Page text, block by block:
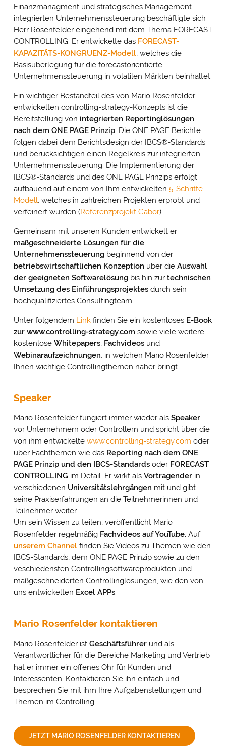
Finanzmanagment und strategisches Management
integrierten Unternehmenssteuerung beschäftigte sich
Herr Rosenfelder eingehend mit dem Thema FORECAST
CONTROLLING. Er entwickelte das FORECAST-
KAPAZITÄTS-KONGRUENZ-Modell, welches die
Basisüberlegung für die forecastorientierte
Unternehmenssteuerung in volatilen Märkten beinhaltet.
Ein wichtiger Bestandteil des von Mario Rosenfelder
entwickelten controlling-strategy-Konzepts ist die
Bereitstellung von integrierten Reportinglösungen
nach dem ONE PAGE Prinzip. Die ONE PAGE Berichte
folgen dabei dem Berichtsdesign der IBCS®-Standards
und berücksichtigen einen Regelkreis zur integrierten
Unternehmenssteuerung. Die Implementierung der
IBCS®-Standards und des ONE PAGE Prinzips erfolgt
aufbauend auf einem von Ihm entwickelten 5-Schritte-
Modell, welches in zahlreichen Projekten erprobt und
verfeinert wurden (Referenzprojekt Gabor).
Gemeinsam mit unseren Kunden entwickelt er
maßgeschneiderte Lösungen für die
Unternehmenssteuerungbeginnend von der
betriebswirtschaftlichen Konzeption über die Auswahl
der geeigneten Softwarelösungbis hin zur technischen
Umsetzung des Einführungsprojektesdurch sein
hochqualifiziertes Consultingteam.
Unter folgendem Linkfinden Sie ein kostenloses E-Book
zur www.controlling-strategy.com sowie viele weitere
kostenlose Whitepapers, Fachvideosund
Webinaraufzeichnungen, in welchen Mario Rosenfelder
Ihnen wichtige Controllingthemen näher bringt.
Speaker
Mario Rosenfelder fungiert immer wieder als Speaker
vor Unternehmern oder Controllern und spricht über die
von ihm entwickelte www.controlling-strategy.com oder
über Fachthemen wie das Reporting nach dem ONE
PAGE Prinzip und den IBCS-Standardsoder FORECAST
CONTROLLING im Detail. Er wirkt als Vortragender in
verschiedenen Universitätslehrgängen mit und gibt
seine Praxiserfahrungen an die Teilnehmerinnen und
Teilnehmer weiter.
Um sein Wissen zu teilen, veröffentlicht Mario
Rosenfelder regelmäßig Fachvideos auf YouTube.Auf
unserem Channelfinden Sie Videos zu Themen wie den
IBCS-Standards, dem ONE PAGE Prinzip sowie zu den
veschiedensten Controllingsoftwareprodukten und
maßgeschneiderten Controllinglösungen, wie den von
uns entwickelten Excel APPs.
Mario Rosenfelder kontaktieren
Mario Rosenfelder ist Geschäftsführerund als
Verantwortlicher für die Bereiche Marketing und Vertrieb
hat er immer ein offenes Ohr für Kunden und
Interessenten. Kontaktieren Sie ihn einfach und
besprechen Sie mit ihm Ihre Aufgabenstellungen und
Themen im Controlling.
JETZT MARIO ROSENFELDER KONTAKTIEREN